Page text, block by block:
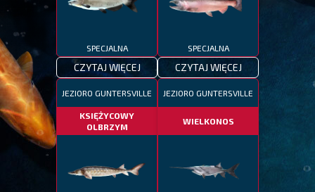
SPECJALNA
CZYTAJ WIĘCEJ
SPECJALNA
CZYTAJ WIĘCEJ
JEZIORO GUNTERSVILLE
KSIĘŻYCOWY
OLBRZYM
JEZIORO GUNTERSVILLE
WIELKONOS